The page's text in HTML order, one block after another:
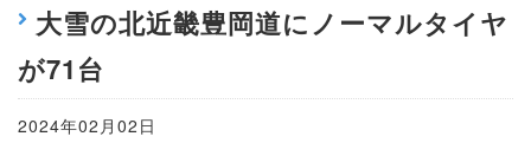
大雪の北近畿豊岡道にノーマルタイヤ
が71台
2024年02月02日